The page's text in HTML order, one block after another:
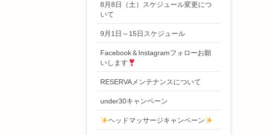
8月8日（土）スケジュール変更につ
いて
9月1日～15日スケジュール
Facebook＆Instagramフォローお願
いします
RESERVAメンテナンスについて
under30キャンペーン
ヘッドマッサージキャンペーン